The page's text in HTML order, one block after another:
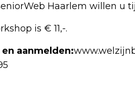
Haarlem willen u
is € 11,-.
aanmelden: